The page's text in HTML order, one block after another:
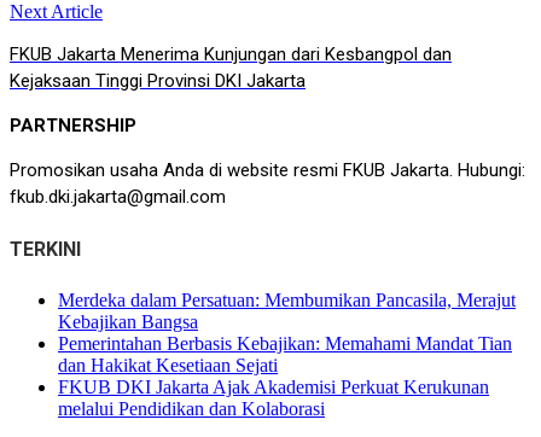
Next Article
FKUB Jakarta Menerima Kunjungan dari Kesbangpol dan
Kejaksaan Tinggi Provinsi DKI Jakarta
PARTNERSHIP
Promosikan usaha Anda di website resmi FKUB Jakarta. Hubungi:
fkub.dki.jakarta@gmail.com
TERKINI
Merdeka dalam Persatuan: Membumikan Pancasila, Merajut
Kebajikan Bangsa
Pemerintahan Berbasis Kebajikan: Memahami Mandat Tian
dan Hakikat Kesetiaan Sejati
FKUB DKI Jakarta Ajak Akademisi Perkuat Kerukunan
melalui Pendidikan dan Kolaborasi